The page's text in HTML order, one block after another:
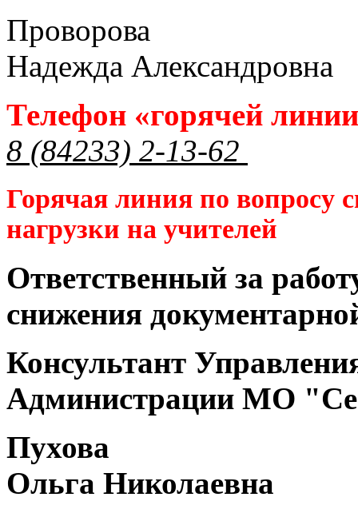
Проворова
Надежда Александровна
Телефон «горячей
8 (84233) 2-13-62
Горячая линия по вопросу
нагрузки на учителей
Ответственный за
снижения
Консультант
Администрации МО
Пухова
Ольга Николаевна